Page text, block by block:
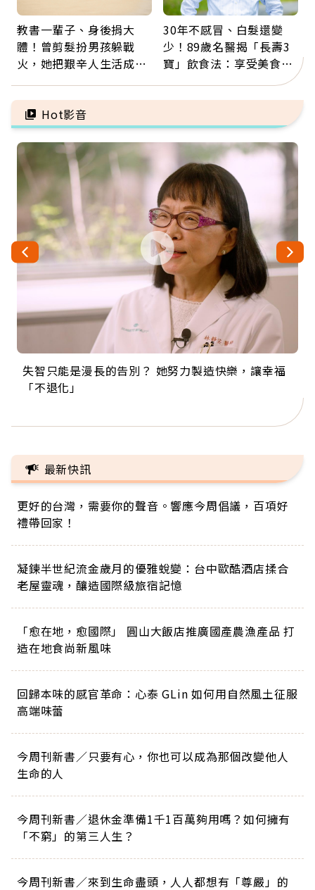
教書一輩子、身後捐大
體！曾剪髮扮男孩躲戰
火，她把艱辛人生活成風
福
30年不感冒、白髮還變
少！89歲名醫揭「長壽3
寶」飲食法：享受美食不
忌口，偶爾也該吃點肉
Hot影音
失智只能是漫長的告別？ 她努力製造快樂，讓幸福
「不退化」
來自剛果的巧克力神父 為台灣奉獻36年 「台灣是我
的家，我連作夢都講台語！」
63歲卸矽谷副總、搬回台灣找快樂！「蛋黃哥小
丑」走進安養院，逗樂上萬爺奶：退休後才開始真
104歲打破金氏世界紀錄 成為全球最年長羽球選
手，分享長壽的秘密原來是「這個」
事業巔峰他選擇追夢…黑手阿伯拉小提琴還登上小
巨蛋！連CNN都大讚！
最新快訊
更好的台灣，需要你的聲音。響應今周倡議，百項好
禮帶回家！
凝鍊半世紀流金歲月的優雅蛻變：台中歐酷酒店揉合
老屋靈魂，釀造國際級旅宿記憶
「愈在地，愈國際」 圓山大飯店推廣國產農漁產品 打
造在地食尚新風味
回歸本味的感官革命：心泰 GLin 如何用自然風土征服
高端味蕾
今周刊新書／只要有心，你也可以成為那個改變他人
生命的人
今周刊新書／退休金準備1千1百萬夠用嗎？如何擁有
「不窮」的第三人生？
今周刊新書／來到生命盡頭，人人都想有「尊嚴」的